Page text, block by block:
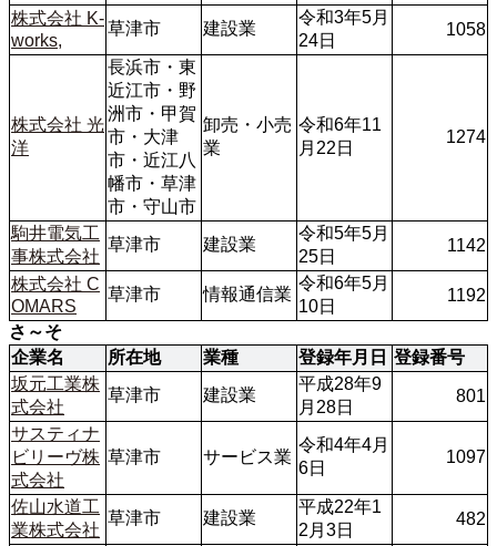
株式会社 K-
works,
草津市 建設業
令和3年5月
24日
1058
株式会社 光
洋
長浜市・東
近江市・野
洲市・甲賀
市・大津
市・近江八
幡市・草津
市・守山市
卸売・小売
業
令和6年11
月22日
1274
駒井電気工
事株式会社
草津市 建設業
令和5年5月
25日
1142
株式会社 C
OMARS
草津市 情報通信業
令和6年5月
10日
1192
さ～そ
企業名
所在地 業種 登録年月日 登録番号
坂元工業株
式会社
草津市 建設業
平成28年9
月28日
801
サスティナ
ビリーヴ株
式会社
草津市 サービス業
令和4年4月
6日
1097
佐山水道工
業株式会社
草津市 建設業
平成22年1
2月3日
482